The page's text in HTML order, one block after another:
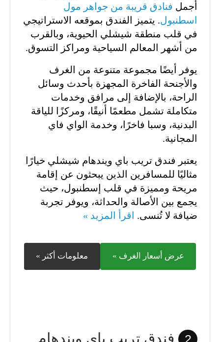
أجمل فنادق قريبة من جواهر مول
اسطنبول. يتميز الفندق بموقعه الاستراتيجي
في قلب منطقة شيشلي الحيوية، وبالقرب
من أشهر المعالم السياحية ومراكز التسوق.
يوفر أيضًا مجموعة متنوعة من الغرف
والأجنحة الفاخرة المجهزة بأحدث وسائل
الراحة، بالإضافة إلى مرافق وخدمات
متكاملة تشمل مطعمًا أنيقًا، ومركزًا للياقة
البدنية، وسبا فاخرًا، وخدمة الواي فاي
المجانية.
يعتبر فندق تريب باي ويندهام شيشلي خيارًا
مثاليًا للمسافرين الذين يبحثون عن إقامة
مريحة ومميزة في قلب إسطنبول، حيث
يجمع بين الأصالة والحداثة، ويوفر تجربة
ضيافة لا تُنسى.
اقرأ المزيد »
عرض أسعار الغرف » معلومات أكثر »
2 فندق تريب باي ويندهام